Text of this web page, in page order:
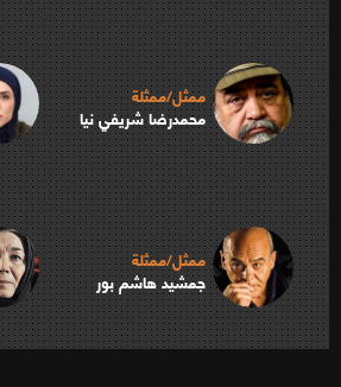
ممثل/ممثلة
محمدرضا شريفي نيا
ممثل/ممثلة
جمشيد هاشم بور